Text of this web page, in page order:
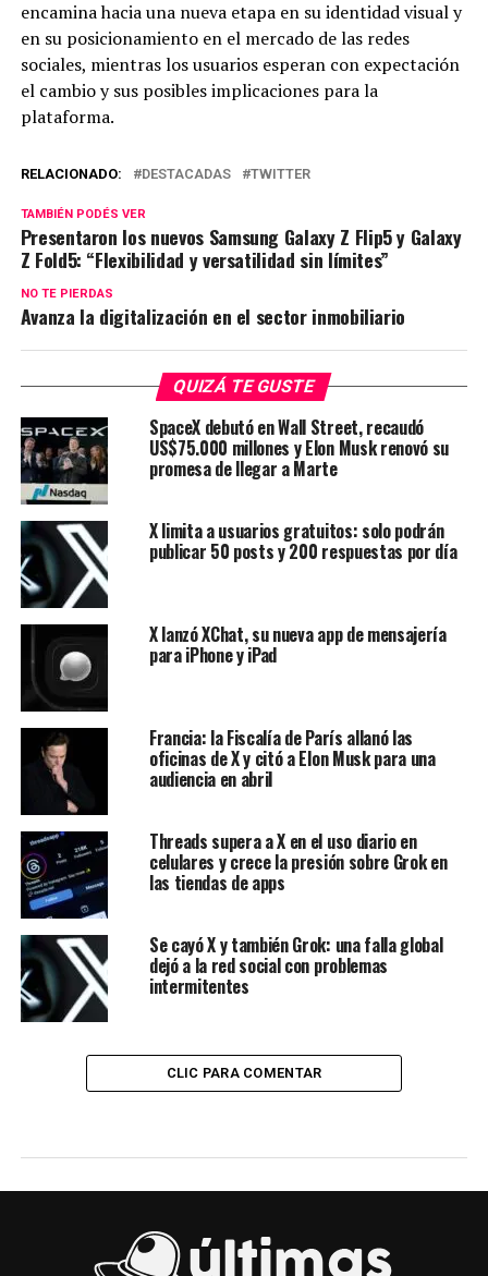
encamina hacia una nueva etapa en su identidad visual y
en su posicionamiento en el mercado de las redes
sociales, mientras los usuarios esperan con expectación
el cambio y sus posibles implicaciones para la
plataforma.
RELACIONADO: DESTACADAS TWITTER
TAMBIÉN PODÉS VER
Presentaron los nuevos Samsung Galaxy Z Flip5 y Galaxy
Z Fold5: “Flexibilidad y versatilidad sin límites”
NO TE PIERDAS
Avanza la digitalización en el sector inmobiliario
QUIZÁ TE GUSTE
SpaceX debutó en Wall Street, recaudó
US$75.000 millones y Elon Musk renovó su
promesa de llegar a Marte
X limita a usuarios gratuitos: solo podrán
publicar 50 posts y 200 respuestas por día
X lanzó XChat, su nueva app de mensajería
para iPhone y iPad
Francia: la Fiscalía de París allanó las
oficinas de X y citó a Elon Musk para una
audiencia en abril
Threads supera a X en el uso diario en
celulares y crece la presión sobre Grok en
las tiendas de apps
Se cayó X y también Grok: una falla global
dejó a la red social con problemas
intermitentes
CLIC PARA COMENTAR